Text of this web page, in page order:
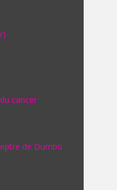
cancer
de Dumbo